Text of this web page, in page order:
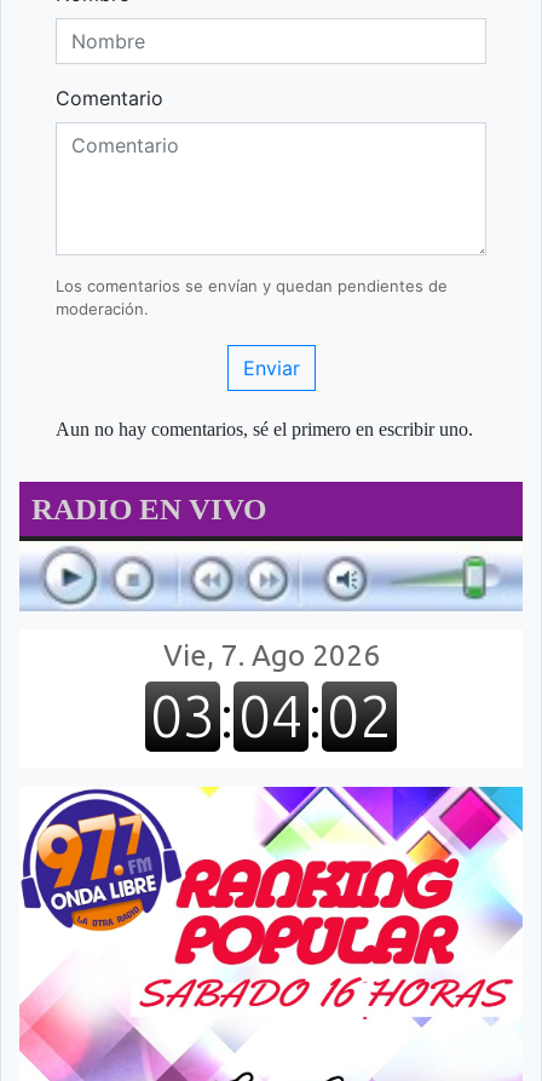
Comentario
Los comentarios se envían y quedan pendientes de
moderación.
Enviar
Aun no hay comentarios, sé el primero en escribir uno.
RADIO EN VIVO